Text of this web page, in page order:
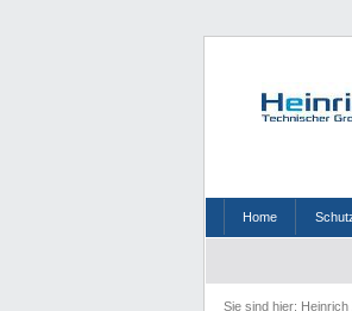
Home
Sie sind hier: Heinrich